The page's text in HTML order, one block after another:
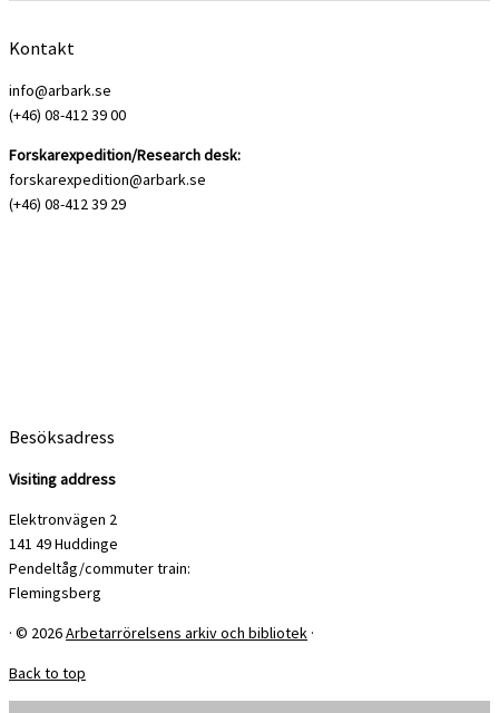
Kontakt
info@arbark.se
(+46) 08-412 39 00
Forskarexpedition/Research desk:
forskarexpedition@arbark.se
(+46) 08-412 39 29
Besöksadress
Visiting address
Elektronvägen 2
141 49 Huddinge
Pendeltåg/commuter train:
Flemingsberg
· © 2026Arbetarrörelsens arkiv och bibliotek ·
Back to top